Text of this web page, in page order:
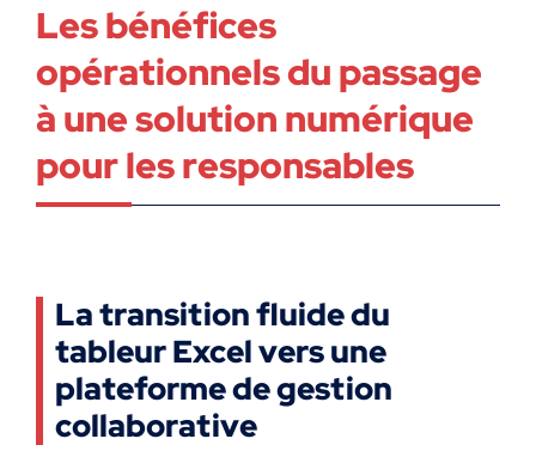
Les bénéfices
opérationnels du passage
à une solution numérique
pour les responsables
La transition fluide du
tableur Excel vers une
plateforme de gestion
collaborative